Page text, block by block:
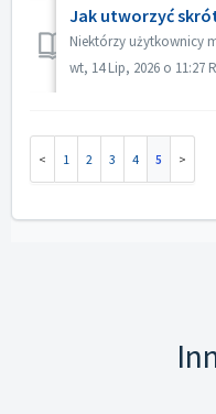
Jak utworzyć
wt, 14 Lip, 2026 o 11:27
1 2 3 4 5